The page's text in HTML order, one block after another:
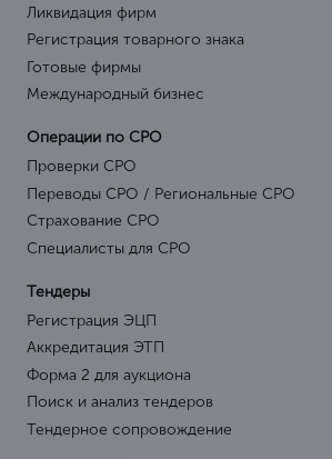
Ликвидация фирм
Регистрация товарного знака
Готовые фирмы
Международный бизнес
Операции по СРО
Проверки СРО
Переводы СРО / Региональные СРО
Страхование СРО
Специалисты для СРО
Тендеры
Регистрация ЭЦП
Аккредитация ЭТП
Форма 2 для аукциона
Поиск и анализ тендеров
Тендерное сопровождение